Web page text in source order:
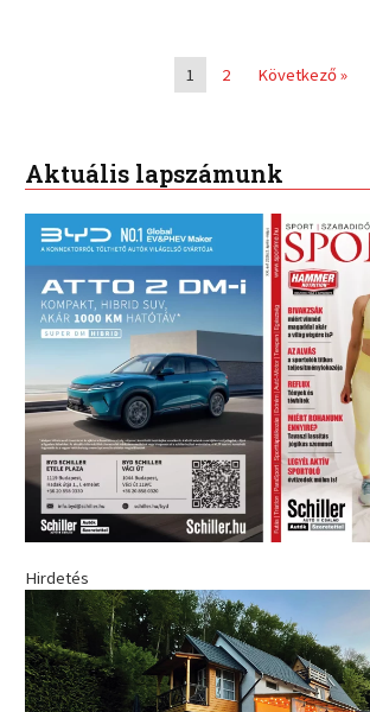
1 2 Következő »
Aktuális lapszámunk
Hirdetés